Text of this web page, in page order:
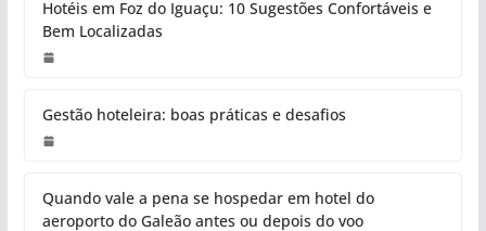
Hotéis em Foz do Iguaçu: 10 Sugestões Confortáveis e
Bem Localizadas
Gestão hoteleira: boas práticas e desafios
Quando vale a pena se hospedar em hotel do
aeroporto do Galeão antes ou depois do voo